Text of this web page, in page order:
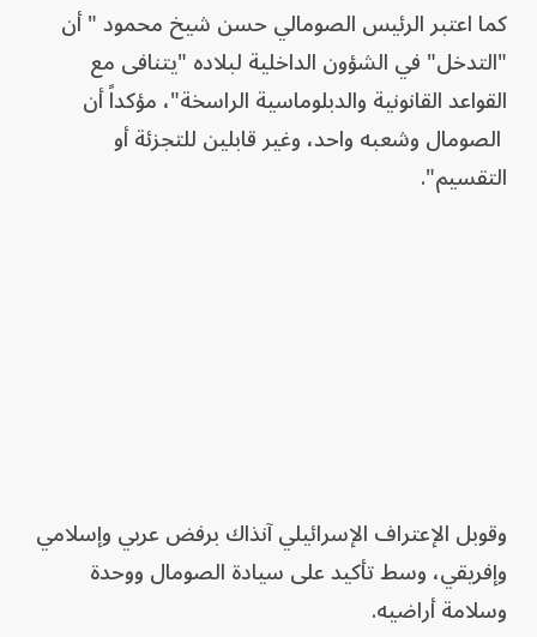
كما اعتبر الرئيس الصومالي حسن شيخ محمود " أن
"التدخل" في الشؤون الداخلية لبلاده "يتنافى مع
القواعد القانونية والدبلوماسية الراسخة"، مؤكداً أن
الصومال وشعبه واحد، وغير قابلين للتجزئة أو
التقسيم".
وقوبل الإعتراف الإسرائيلي آنذاك برفض عربي وإسلامي
وإفريقي، وسط تأكيد على سيادة الصومال ووحدة
وسلامة أراضيه.